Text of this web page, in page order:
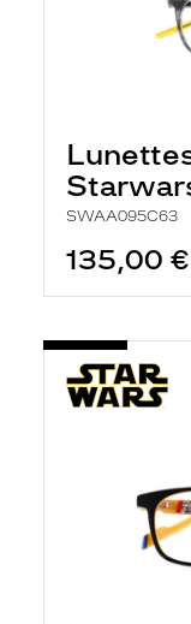
SWAA095C63
135,00 €